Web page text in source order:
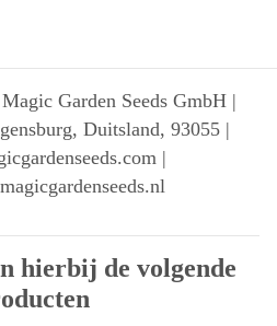
Garden Seeds GmbH |
Duitsland, 93055 |
|
hierbij de volgende